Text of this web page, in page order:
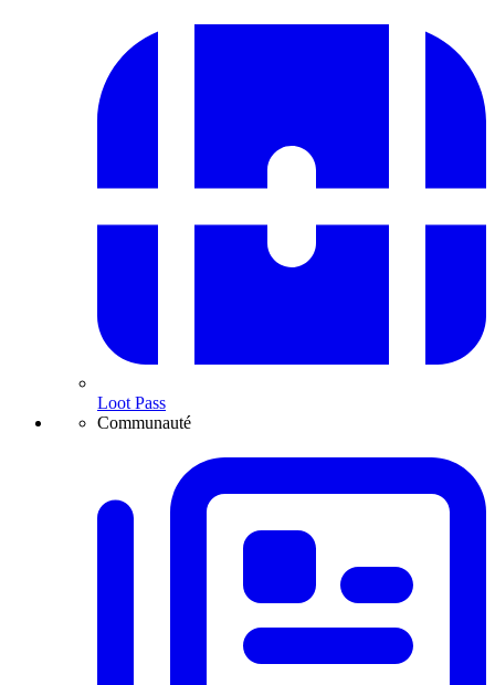
Loot Pass
Communauté